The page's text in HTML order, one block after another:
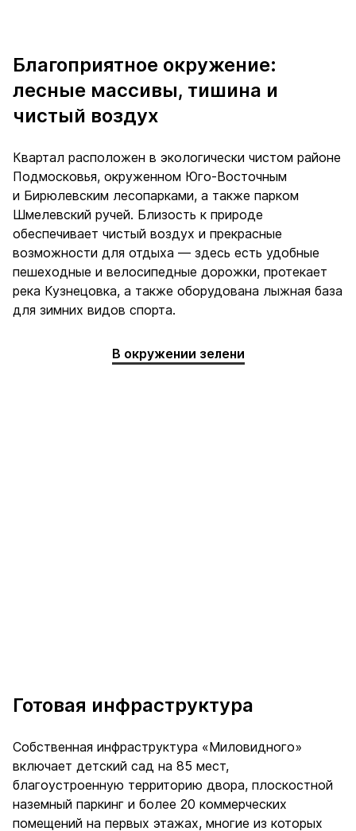
Благоприятное окружение:
лесные массивы, тишина и
чистый воздух
Квартал расположен в экологически чистом районе
Подмосковья, окруженном Юго-Восточным
и Бирюлевским лесопарками, а также парком
Шмелевский ручей. Близость к природе
обеспечивает чистый воздух и прекрасные
возможности для отдыха — здесь есть удобные
пешеходные и велосипедные дорожки, протекает
река Кузнецовка, а также оборудована лыжная база
для зимних видов спорта.
В окружении зелени
Готовая инфраструктура
Собственная инфраструктура «Миловидного»
включает детский сад на 85 мест,
благоустроенную территорию двора, плоскостной
наземный паркинг и более 20 коммерческих
помещений на первых этажах, многие из которых